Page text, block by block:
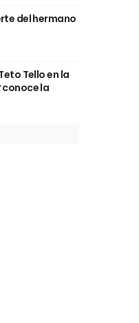
del hermano
Tello en la
conoce la